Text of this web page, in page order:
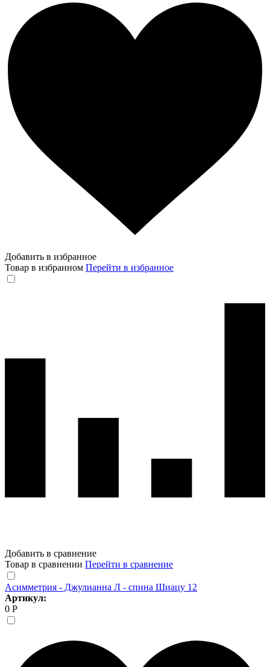
Добавить в избранное
Товар в избранном Перейти в избранное
Добавить в сравнение
Товар в сравнении Перейти в сравнение
Асимметрия - Джулианна Л - спина Шиацу 12
Артикул:
0 Р